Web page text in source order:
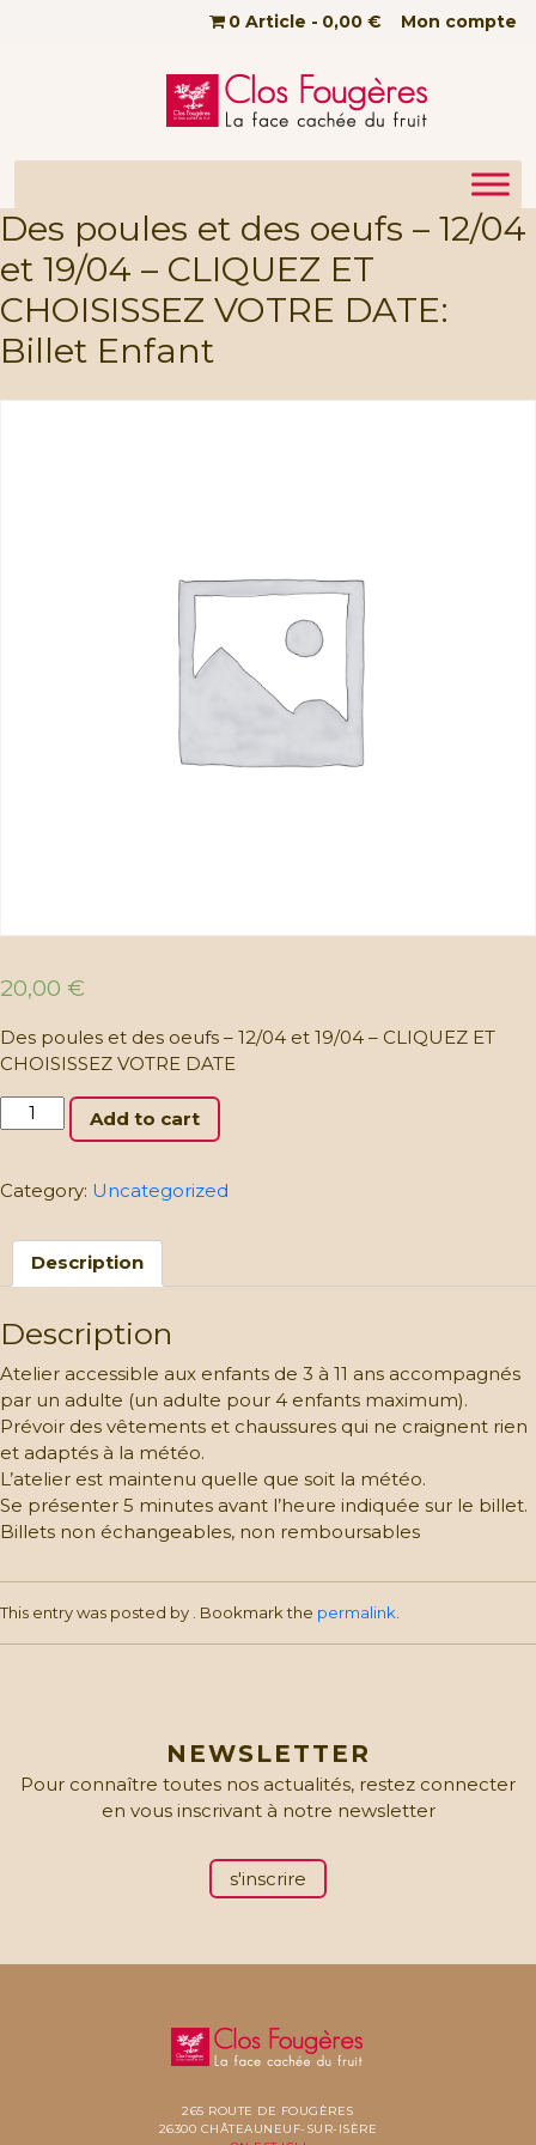
Passer au contenu principal Mon compte
0 Article 0,00 €
Des poules et des oeufs – 12/04
et 19/04 – CLIQUEZ ET
CHOISISSEZ VOTRE DATE:
Billet Enfant
20,00 €
Des poules et des oeufs – 12/04 et 19/04 – CLIQUEZ ET
CHOISISSEZ VOTRE DATE
Des
poules
des
12/04
et
19/04
–
CLIQUEZ
ET
CHOISISSEZ
VOTRE
DATE:
Billet
Enfant
Add to cart
Category: Uncategorized
Description
Description
Atelier accessible aux enfants de 3 à 11 ans accompagnés
par un adulte (un adulte pour 4 enfants maximum).
Prévoir des vêtements et chaussures qui ne craignent rien
et adaptés à la météo.
L’atelier est maintenu quelle que soit la météo.
Se présenter 5 minutes avant l’heure indiquée sur le billet.
Billets non échangeables, non remboursables
This entry was posted by . Bookmark the permalink
NEWSLETTER
Pour connaître toutes nos actualités, restez connecter
en vous inscrivant à notre newsletter
s'inscrire
265 ROUTE DE FOUGÈRES
26300 CHÂTEAUNEUF-SUR-ISÈRE